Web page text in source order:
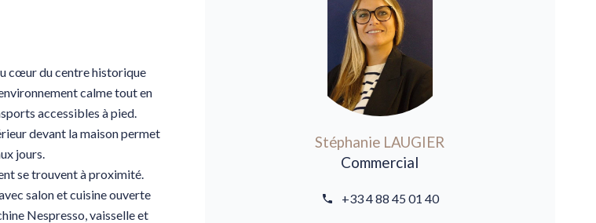
cœur du centre historique
calme tout en
accessibles à pied.
devant la maison permet
jours.
se trouvent à proximité.
salon et cuisine ouverte
Nespresso, vaisselle et
Stéphanie LAUGIER
Commercial
+33 4 88 45 01 40